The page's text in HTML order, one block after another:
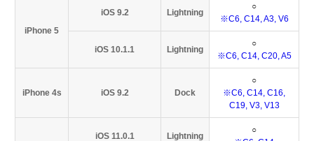
iPhone 5
iOS 9.2 Lightning
○
※C6, C14, A3, V6
iOS 10.1.1 Lightning
○
※C6, C14, C20, A5
iPhone 4s iOS 9.2 Dock
○
※C6, C14, C16,
C19, V3, V13
iOS 11.0.1 Lightning
○